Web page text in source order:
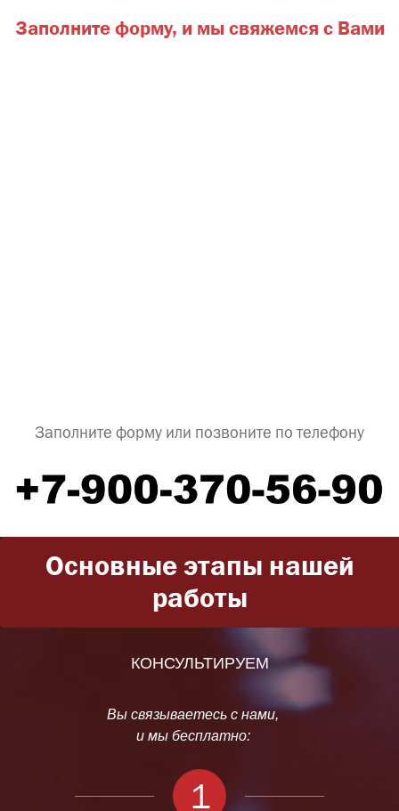
Заполните форму, и мы свяжемся с Вами
Заполните форму или позвоните по телефону
Основные этапы нашей
работы
КОНСУЛЬТИРУЕМ
Вы связываетесь с нами,
и мы бесплатно:
1